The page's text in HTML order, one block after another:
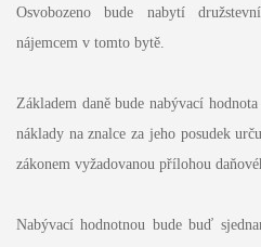
Osvobozeno bude nabytí
nájemcem v tomto bytě.
Základem daně bude nabývací
náklady na znalce za jeho posudek
zákonem vyžadovanou přílohou
Nabývací hodnotnou bude buď